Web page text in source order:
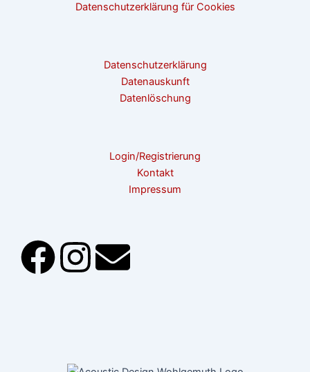
Datenschutzerklärung für Cookies
Datenschutzerklärung
Datenauskunft
Datenlöschung
Login/Registrierung
Kontakt
Impressum
F I
t
E
e